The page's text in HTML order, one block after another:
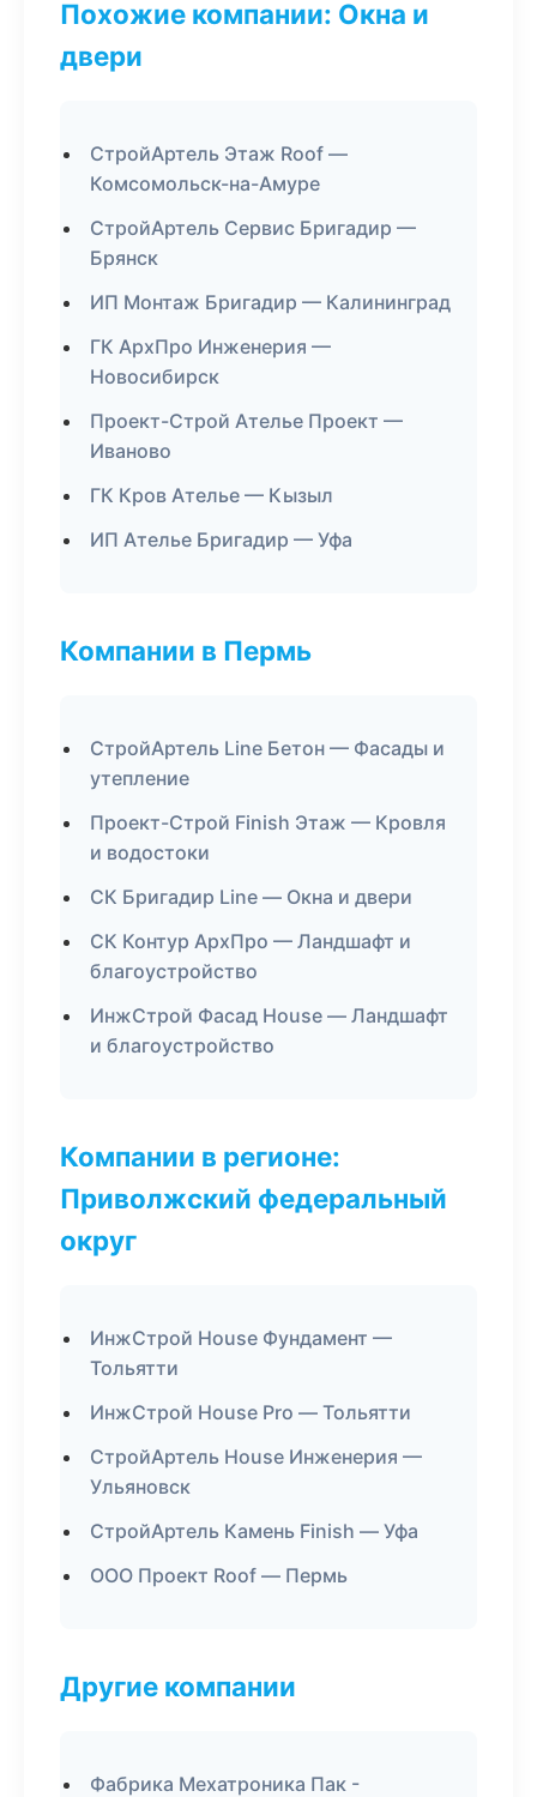
Похожие компании: Окна и
двери
СтройАртель Этаж Roof —
Комсомольск-на-Амуре
СтройАртель Сервис Бригадир —
Брянск
ИП Монтаж Бригадир — Калининград
ГК АрхПро Инженерия —
Новосибирск
Проект-Строй Ателье Проект —
Иваново
ГК Кров Ателье — Кызыл
ИП Ателье Бригадир — Уфа
Компании в Пермь
СтройАртель Line Бетон — Фасады и
утепление
Проект-Строй Finish Этаж — Кровля
и водостоки
СК Бригадир Line — Окна и двери
СК Контур АрхПро — Ландшафт и
благоустройство
ИнжСтрой Фасад House — Ландшафт
и благоустройство
Компании в регионе:
Приволжский федеральный
округ
ИнжСтрой House Фундамент —
Тольятти
ИнжСтрой House Pro — Тольятти
СтройАртель House Инженерия —
Ульяновск
СтройАртель Камень Finish — Уфа
ООО Проект Roof — Пермь
Другие компании
Фабрика Мехатроника Пак -